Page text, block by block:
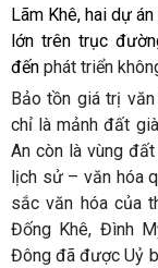
Lãm Khê, hai dự
lớn trên trục
đến phát triển
Bảo tồn giá trị
chỉ là mảnh đất
An còn là vùng
lịch sử – văn hóa
sắc văn hóa của
Đống Khê, Đình
Đông đã được Uỷ